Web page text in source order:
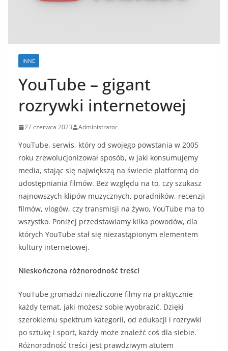
INNE
YouTube – gigant
rozrywki internetowej
27 czerwca 2023 Administrator
YouTube, serwis, który od swojego powstania w 2005
roku zrewolucjonizował sposób, w jaki konsumujemy
media, stając się największą na świecie platformą do
udostępniania filmów. Bez względu na to, czy szukasz
najnowszych klipów muzycznych, poradników, recenzji
filmów, vlogów, czy transmisji na żywo, YouTube ma to
wszystko. Poniżej przedstawiamy kilka powodów, dla
których YouTube stał się niezastąpionym elementem
kultury internetowej.
Nieskończona różnorodność treści
YouTube gromadzi niezliczone filmy na praktycznie
każdy temat, jaki możesz sobie wyobrazić. Dzięki
szerokiemu spektrum kategorii, od edukacji i rozrywki
po sztukę i sport, każdy może znaleźć coś dla siebie.
Różnorodność treści jest prawdziwym atutem